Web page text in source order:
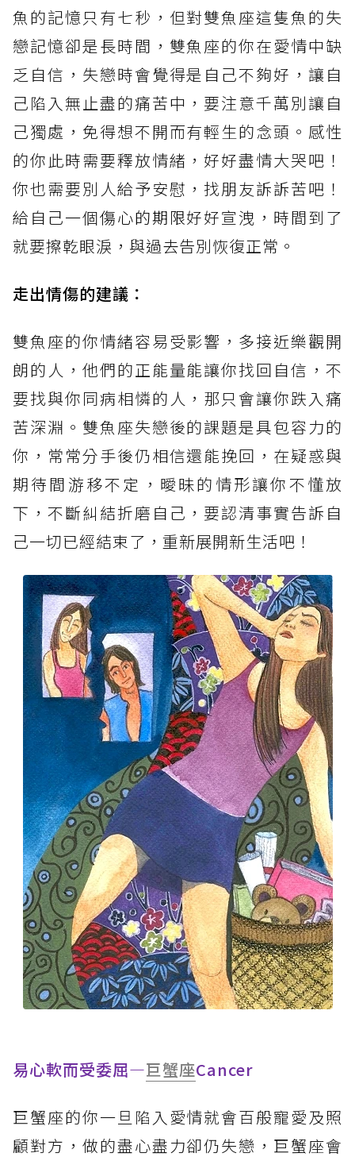
魚的記憶只有七秒，但對雙魚座這隻魚的失
戀記憶卻是長時間，雙魚座的你在愛情中缺
乏自信，失戀時會覺得是自己不夠好，讓自
己陷入無止盡的痛苦中，要注意千萬別讓自
己獨處，免得想不開而有輕生的念頭。感性
的你此時需要釋放情緒，好好盡情大哭吧！
你也需要別人給予安慰，找朋友訴訴苦吧！
給自己一個傷心的期限好好宣洩，時間到了
就要擦乾眼淚，與過去告別恢復正常。
走出情傷的建議 ：
雙魚座的你情緒容易受影響，多接近樂觀開
朗的人，他們的正能量能讓你找回自信，不
要找與你同病相憐的人，那只會讓你跌入痛
苦深淵。雙魚座失戀後的課題是具包容力的
你，常常分手後仍相信還能挽回，在疑惑與
期待間游移不定，曖昧的情形讓你不懂放
下，不斷糾結折磨自己，要認清事實告訴自
己一切已經結束了，重新展開新生活吧！
易心軟而受委屈—巨蟹座Cancer
巨蟹座的你一旦陷入愛情就會百般寵愛及照
顧對方，做的盡心盡力卻仍失戀，巨蟹座會